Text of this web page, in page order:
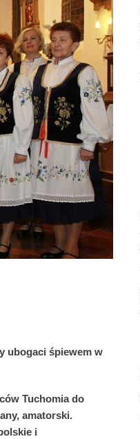
ubogaci śpiewem w
Tuchomia do
amatorski.
i